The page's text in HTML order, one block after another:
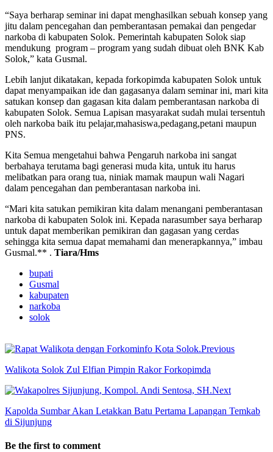
“Saya berharap seminar ini dapat menghasilkan sebuah konsep yang
jitu dalam pencegahan dan pemberantasan pemakai dan pengedar
narkoba di kabupaten Solok. Pemerintah kabupaten Solok siap
mendukung program – program yang sudah dibuat oleh BNK Kab
Solok,” kata Gusmal.
Lebih lanjut dikatakan, kepada forkopimda kabupaten Solok untuk
dapat menyampaikan ide dan gagasanya dalam seminar ini, mari kita
satukan konsep dan gagasan kita dalam pemberantasan narkoba di
kabupaten Solok. Semua Lapisan masyarakat sudah mulai tersentuh
oleh narkoba baik itu pelajar,mahasiswa,pedagang,petani maupun
PNS.
Kita Semua mengetahui bahwa Pengaruh narkoba ini sangat
berbahaya terutama bagi generasi muda kita, untuk itu harus
melibatkan para orang tua, niniak mamak maupun wali Nagari
dalam pencegahan dan pemberantasan narkoba ini.
“Mari kita satukan pemikiran kita dalam menangani pemberantasan
narkoba di kabupaten Solok ini. Kepada narasumber saya berharap
untuk dapat memberikan pemikiran dan gagasan yang cerdas
sehingga kita semua dapat memahami dan menerapkannya,” imbau
Gusmal.** . Tiara/Hms
bupati
Gusmal
kabupaten
narkoba
solok
Previous
Walikota Solok Zul Elfian Pimpin Rakor Forkopimda
Next
Kapolda Sumbar Akan Letakkan Batu Pertama Lapangan Temkab
di Sijunjung
Be the first to comment